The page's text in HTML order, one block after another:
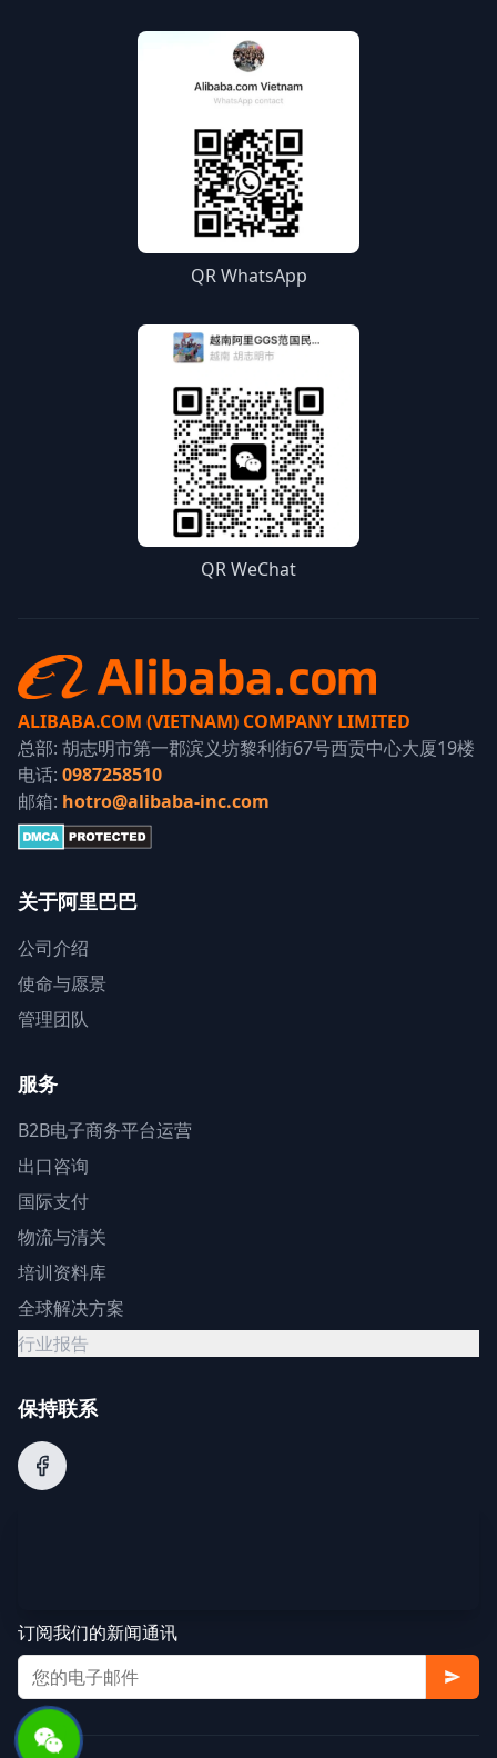
QR WhatsApp
QR WeChat
ALIBABA.COM (VIETNAM) COMPANY LIMITED
总部: 胡志明市第一郡滨义坊黎利街67号西贡中心大厦19楼
电话: 0987258510
邮箱: hotro@alibaba-inc.com
关于阿里巴巴
公司介绍
使命与愿景
管理团队
服务
B2B电子商务平台运营
出口咨询
国际支付
物流与清关
培训资料库
全球解决方案
行业报告
保持联系
订阅我们的新闻通讯